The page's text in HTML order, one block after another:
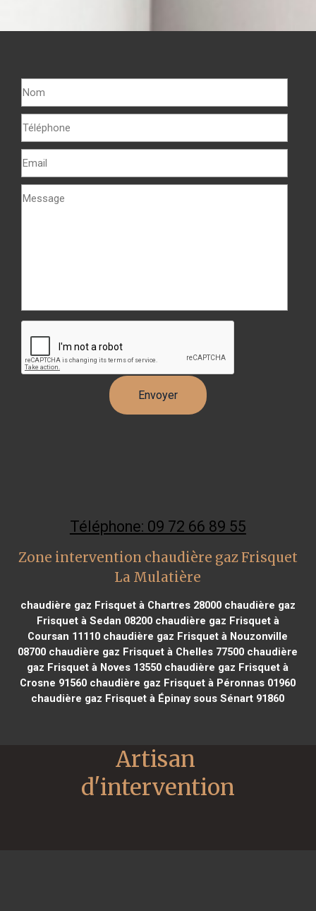
Téléphone: 09 72 66 89 55
Zone intervention chaudière gaz Frisquet
La Mulatière
chaudière gaz Frisquet à Chartres 28000chaudière gaz
Frisquet à Sedan 08200chaudière gaz Frisquet à
Coursan 11110 chaudière gaz Frisquet à Nouzonville
08700 chaudière gaz Frisquet à Chelles 77500 chaudière
gaz Frisquet à Noves 13550 chaudière gaz Frisquet à
Crosne 91560 chaudière gaz Frisquet à Péronnas 01960
chaudière gaz Frisquet à Épinay sous Sénart 91860
Artisan
d'intervention